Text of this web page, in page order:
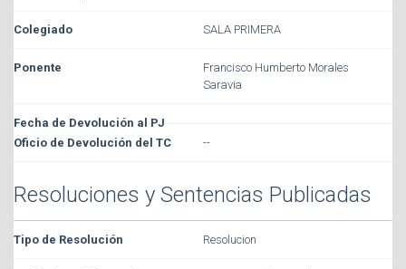
SALA PRIMERA
Francisco Humberto Morales
Saravia
--
Resoluciones y Sentencias Publicadas
Resolucion